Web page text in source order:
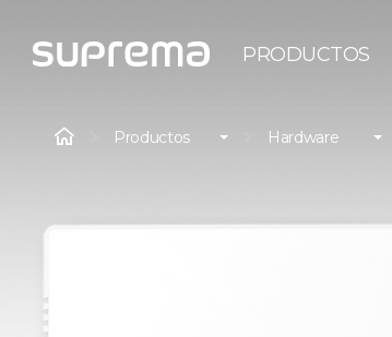
PRODUCTOS
Productos Hardware